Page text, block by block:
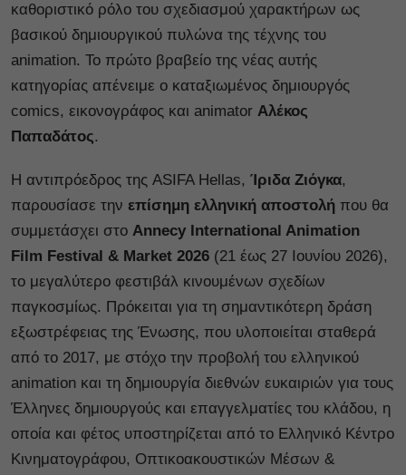
καθοριστικό ρόλο του σχεδιασμού χαρακτήρων ως
βασικού δημιουργικού πυλώνα της τέχνης του
animation. Το πρώτο βραβείο της νέας αυτής
κατηγορίας απένειμε ο καταξιωμένος δημιουργός
comics, εικονογράφος και animator Αλέκος
Παπαδάτος.
Η αντιπρόεδρος της ASIFA Hellas, Ίριδα Ζιόγκα,
παρουσίασε την επίσημη ελληνική αποστολή που θα
συμμετάσχει στο Annecy International Animation
Film Festival & Market 2026 (21 έως 27 Ιουνίου 2026),
το μεγαλύτερο φεστιβάλ κινουμένων σχεδίων
παγκοσμίως. Πρόκειται για τη σημαντικότερη δράση
εξωστρέφειας της Ένωσης, που υλοποιείται σταθερά
από το 2017, με στόχο την προβολή του ελληνικού
animation και τη δημιουργία διεθνών ευκαιριών για τους
Έλληνες δημιουργούς και επαγγελματίες του κλάδου, η
οποία και φέτος υποστηρίζεται από το Ελληνικό Κέντρο
Κινηματογράφου, Οπτικοακουστικών Μέσων &